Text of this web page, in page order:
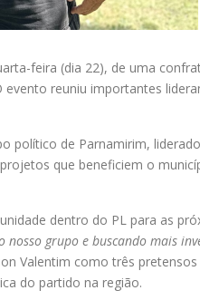
feira (dia 22), de uma
reuniu importantes
de Parnamirim,
que beneficiem o
dentro do PL para as
grupo e buscando mais
Valentim como três
do partido na região.